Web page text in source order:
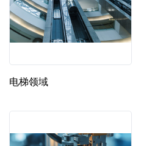
电梯领域